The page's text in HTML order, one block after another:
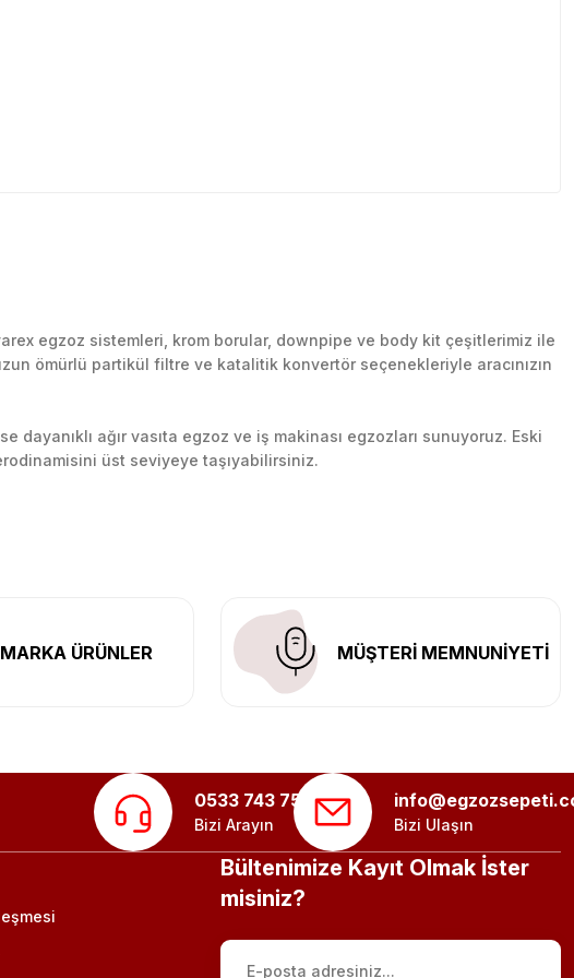
egzoz sistemleri, krom borular, downpipe ve body kit çeşitlerimiz ile
ömürlü partikül filtre ve katalitik konvertör seçenekleriyle aracınızın
ağır vasıta egzoz ve iş makinası egzozları sunuyoruz. Eski
üst seviyeye taşıyabilirsiniz.
Türkiye’nin her yerine güvenli kargo ile teslimat gerçekleştiriyoruz.
MARKA ÜRÜNLER MÜŞTERİ MEMNUNİYETİ
0533 743 75 56
Bizi Arayın Bizi Ulaşın
Bültenimize Kayıt Olmak İster
misiniz?